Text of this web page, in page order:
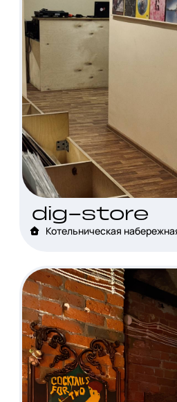
dig-store
Котельническая